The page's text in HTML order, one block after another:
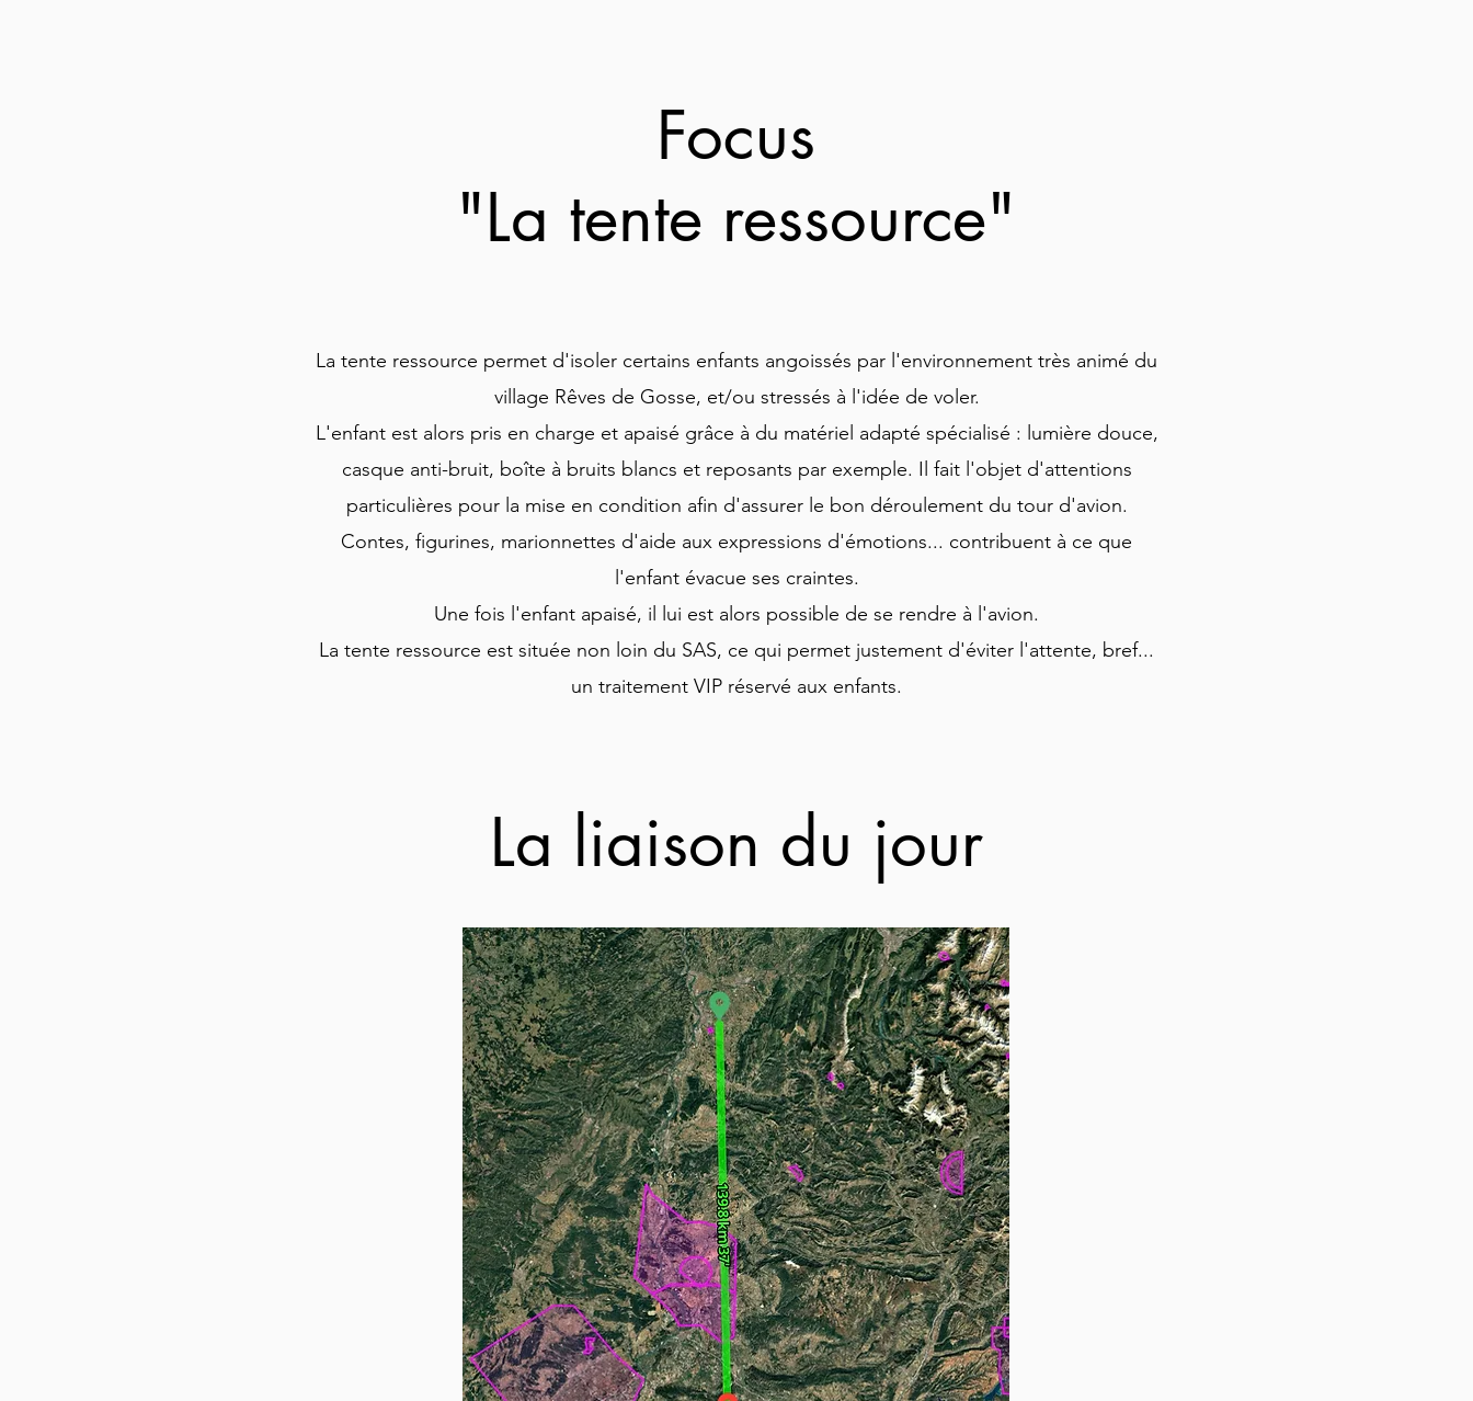
Focus
"La tente ressource"
La tente ressource permet d'isoler certains enfants angoissés par l'environnement très animé du
village Rêves de Gosse, et/ou stressés à l'idée de voler.
L'enfant est alors pris en charge et apaisé grâce à du matériel adapté spécialisé : lumière douce,
casque anti-bruit, boîte à bruits blancs et reposants par exemple. Il fait l'objet d'attentions
particulières pour la mise en condition afin d'assurer le bon déroulement du tour d'avion.
Contes, figurines, marionnettes d'aide aux expressions d'émotions... contribuent à ce que
l'enfant évacue ses craintes.
Une fois l'enfant apaisé, il lui est alors possible de se rendre à l'avion.
La tente ressource est située non loin du SAS, ce qui permet justement d'éviter l'attente, bref...
un traitement VIP réservé aux enfants.
La liaison du jour